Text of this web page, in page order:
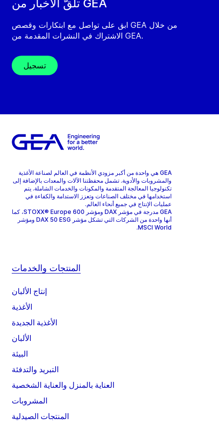
تلقَّ الأخبار من GEA
ابق على تواصل مع ابتكارات وقصص GEA من خلال
الاشتراك في النشرات المقدمة من GEA.
تسجيل
GEA هي واحدة من أكبر مزودي الأنظمة في العالم لصناعة الأغذية
والمشروبات والأدوية. تشمل محفظتنا الآلات والمعدات بالإضافة إلى
تكنولوجيا المعالجة المتقدمة والمكونات والخدمات الشاملة. يتم
استخدامها في مختلف الصناعات وتعزز الاستدامة والكفاءة في
عمليات الإنتاج في جميع أنحاء العالم.
GEA مدرجة في مؤشر DAX ومؤشر STOXX® Europe 600، كما
أنها واحدة من الشركات التي تشكل مؤشر DAX 50 ESG ومؤشر
MSCI World.
المنتجات والخدمات
إنتاج الألبان
الأغذية
الأغذية الجديدة
الألبان
البيئة
التبريد والتدفئة
العناية بالمنزل والعناية الشخصية
المشروبات
المنتجات الصيدلية